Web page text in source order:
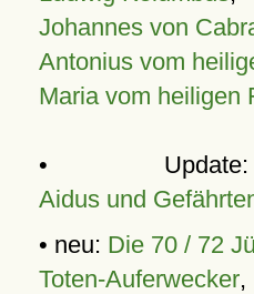
Johannes von
Antonius vom
Maria vom heiligen
•
Aidus und
• neu: Die 70 / 72
Toten-Auferwecker,